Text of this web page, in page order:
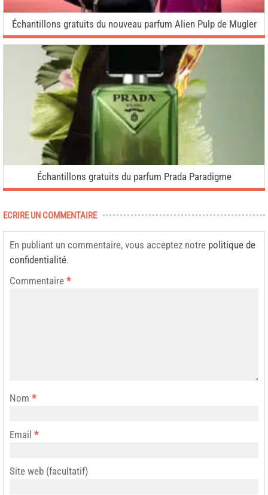
Échantillons gratuits du nouveau parfum Alien Pulp de Mugler
Échantillons gratuits du parfum Prada Paradigme
ECRIRE UN COMMENTAIRE
En publiant un commentaire, vous acceptez notre politique de
confidentialité.
Commentaire *
Nom *
Email *
Site web (facultatif)